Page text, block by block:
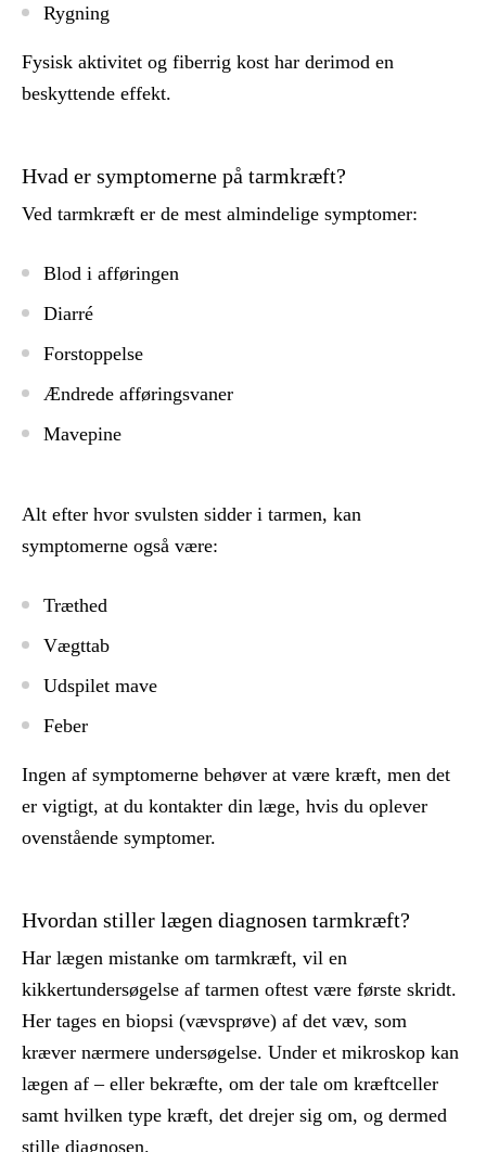
Rygning
Fysisk aktivitet og fiberrig kost har derimod en
beskyttende effekt.
Hvad er symptomerne på tarmkræft?
Ved tarmkræft er de mest almindelige symptomer:
Blod i afføringen
Diarré
Forstoppelse
Ændrede afføringsvaner
Mavepine
Alt efter hvor svulsten sidder i tarmen, kan
symptomerne også være:
Træthed
Vægttab
Udspilet mave
Feber
Ingen af symptomerne behøver at være kræft, men det
er vigtigt, at du kontakter din læge, hvis du oplever
ovenstående symptomer.
Hvordan stiller lægen diagnosen tarmkræft?
Har lægen mistanke om tarmkræft, vil en
kikkertundersøgelse af tarmen oftest være første skridt.
Her tages en biopsi (vævsprøve) af det væv, som
kræver nærmere undersøgelse. Under et mikroskop kan
lægen af – eller bekræfte, om der tale om kræftceller
samt hvilken type kræft, det drejer sig om, og dermed
stille diagnosen.